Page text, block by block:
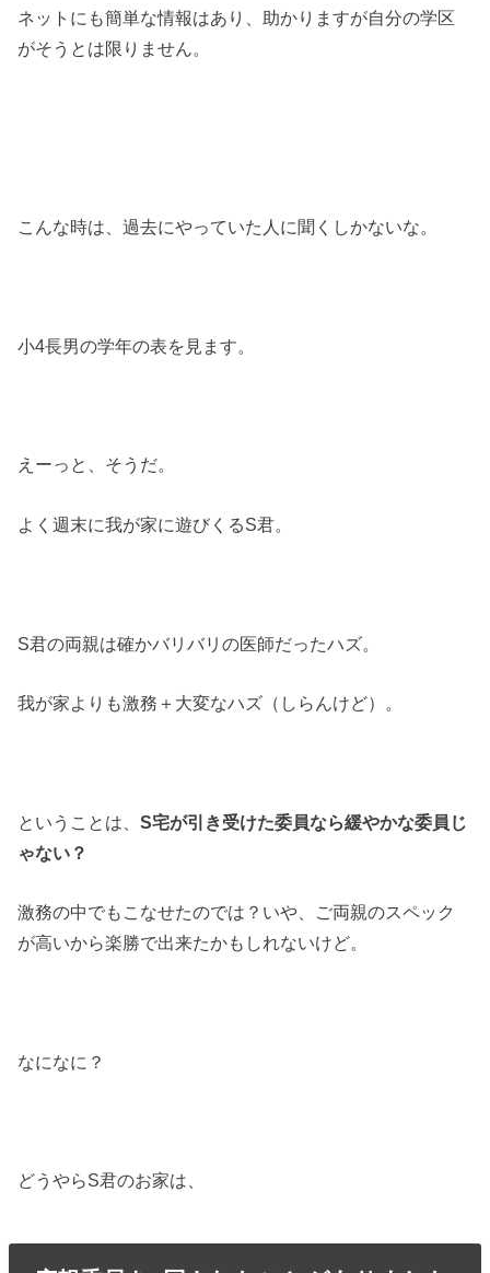
ネットにも簡単な情報はあり、助かりますが自分の学区
がそうとは限りません。
こんな時は、過去にやっていた人に聞くしかないな。
小4長男の学年の表を見ます。
えーっと、そうだ。
よく週末に我が家に遊びくるS君。
S君の両親は確かバリバリの医師だったハズ。
我が家よりも激務＋大変なハズ（しらんけど）。
ということは、S宅が引き受けた委員なら緩やかな委員じ
ゃない？
激務の中でもこなせたのでは？いや、ご両親のスペック
が高いから楽勝で出来たかもしれないけど。
なになに？
どうやらS君のお家は、